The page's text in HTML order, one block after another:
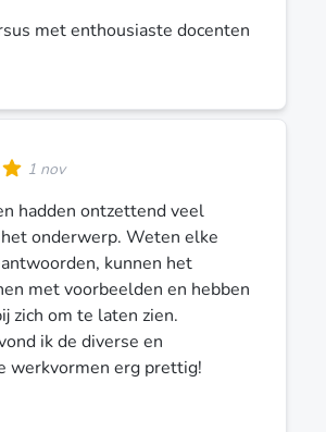
met enthousiaste docenten
1 nov
hadden ontzettend veel
onderwerp. Weten elke
kunnen het
met voorbeelden en hebben
zich om te laten zien.
ik de diverse en
werkvormen erg prettig!